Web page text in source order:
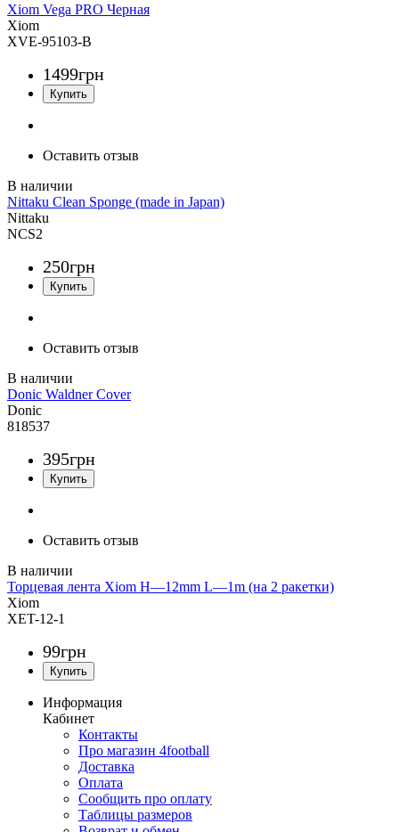
Xiom Vega PRO Черная
Xiom
XVE-95103-B
1499грн
Оставить отзыв
Nittaku Clean Sponge (made in Japan)
Nittaku
NCS2
250грн
Оставить отзыв
Donic Waldner Cover
Donic
818537
395грн
Оставить отзыв
Торцевая лента Xiom H—12mm L—1m (на 2 ракетки)
Xiom
XET-12-1
99грн
Информация
Кабинет
Контакты
Про магазин 4football
Доставка
Оплата
Сообщить про оплату
Таблицы размеров